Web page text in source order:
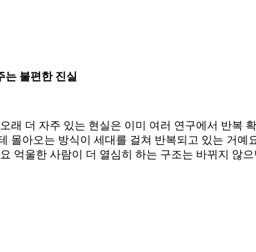
는 불편한 진실
래 더 자주 있는 현실은 이미 여러 연구에서 반복
몰아오는 방식이 세대를 걸쳐 반복되고 있는 거
억울한 사람이 더 열심히 하는 구조는 바뀌지 않